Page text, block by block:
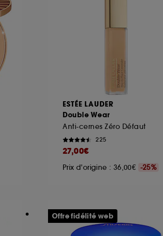
ESTÉE LAUDER
Double Wear
Anti-cernes Zéro Défaut
225
27,00€
Prix d'origine : 36,00€ -25%
Offre fidélité web